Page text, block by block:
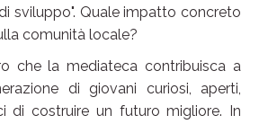
sviluppo". Quale impatto concreto
comunità locale?
che la mediateca contribuisca a
di giovani curiosi, aperti,
di costruire un futuro migliore. In